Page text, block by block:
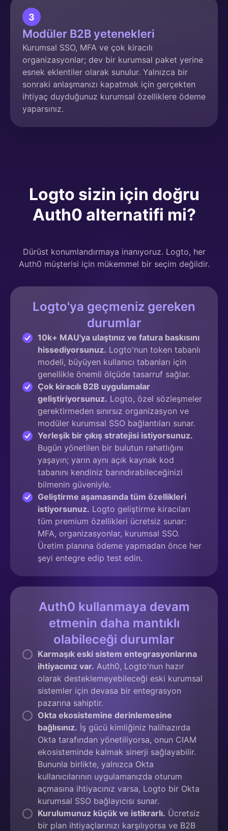
3
Modüler B2B yetenekleri
Kurumsal SSO, MFA ve çok kiracılı
organizasyonlar; dev bir kurumsal paket yerine
esnek eklentiler olarak sunulur. Yalnızca bir
sonraki anlaşmanızı kapatmak için gerçekten
ihtiyaç duyduğunuz kurumsal özelliklere ödeme
yaparsınız.
Logto sizin için doğru
Auth0 alternatifi mi?
Dürüst konumlandırmaya inanıyoruz. Logto, her
Auth0 müşterisi için mükemmel bir seçim değildir.
Logto'ya geçmeniz gereken
durumlar
10k+ MAU'ya ulaştınız ve fatura baskısını
hissediyorsunuz. Logto'nun token tabanlı
modeli, büyüyen kullanıcı tabanları için
genellikle önemli ölçüde tasarruf sağlar.
Çok kiracılı B2B uygulamalar
geliştiriyorsunuz. Logto, özel sözleşmeler
gerektirmeden sınırsız organizasyon ve
modüler kurumsal SSO bağlantıları sunar.
Yerleşik bir çıkış stratejisi istiyorsunuz.
Bugün yönetilen bir bulutun rahatlığını
yaşayın; yarın aynı açık kaynak kod
tabanını kendiniz barındırabileceğinizi
bilmenin güveniyle.
Geliştirme aşamasında tüm özellikleri
istiyorsunuz. Logto geliştirme kiracıları
tüm premium özellikleri ücretsiz sunar:
MFA, organizasyonlar, kurumsal SSO.
Üretim planına ödeme yapmadan önce her
şeyi entegre edip test edin.
Auth0 kullanmaya devam
etmenin daha mantıklı
olabileceği durumlar
Karmaşık eski sistem entegrasyonlarına
ihtiyacınız var. Auth0, Logto'nun hazır
olarak desteklemeyebileceği eski kurumsal
sistemler için devasa bir entegrasyon
pazarına sahiptir.
Okta ekosistemine derinlemesine
bağlısınız. İş gücü kimliğiniz halihazırda
Okta tarafından yönetiliyorsa, onun CIAM
ekosisteminde kalmak sinerji sağlayabilir.
Bununla birlikte, yalnızca Okta
kullanıcılarının uygulamanızda oturum
açmasına ihtiyacınız varsa, Logto bir Okta
kurumsal SSO bağlayıcısı sunar.
Kurulumunuz küçük ve istikrarlı. Ücretsiz
bir plan ihtiyaçlarınızı karşılıyorsa ve B2B